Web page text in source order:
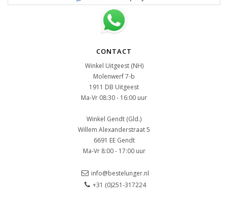
CONTACT
Winkel Uitgeest (NH)
Molenwerf 7-b
1911 DB Uitgeest
Ma-Vr 08:30 - 16:00 uur
Winkel Gendt (Gld.)
Willem Alexanderstraat 5
6691 EE Gendt
Ma-Vr 8:00 - 17:00 uur
info@bestelunger.nl
+31 (0)251-317224